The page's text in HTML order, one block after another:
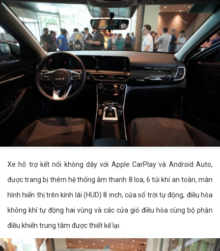
Xe hỗ trợ kết nối không dây với Apple CarPlay và Android Auto,
được trang bị thêm hệ thống âm thanh 8 loa, 6 túi khí an toàn, màn
hình hiển thị trên kính lái (HUD) 8 inch, cửa sổ trời tự động, điều hòa
không khí tự động hai vùng và các cửa gió điều hòa cùng bộ phận
điều khiển trung tâm được thiết kế lại.